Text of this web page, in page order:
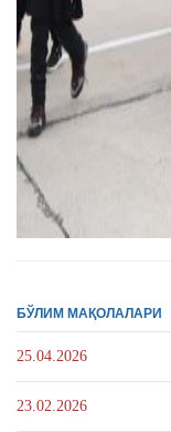
БЎЛИМ МАҚОЛАЛАРИ
25.04.2026
23.02.2026